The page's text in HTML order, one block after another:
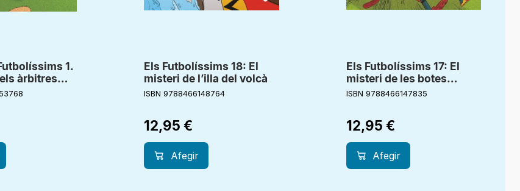
1.
àrbitres
Els Futbolíssims 18: El
misteri de l’illa del volcà
ISBN 9788466148764
12,95 €
Afegir
Els Futbolíssims 17: El
misteri de les botes
màgiques
ISBN 9788466147835
12,95 €
Afegir